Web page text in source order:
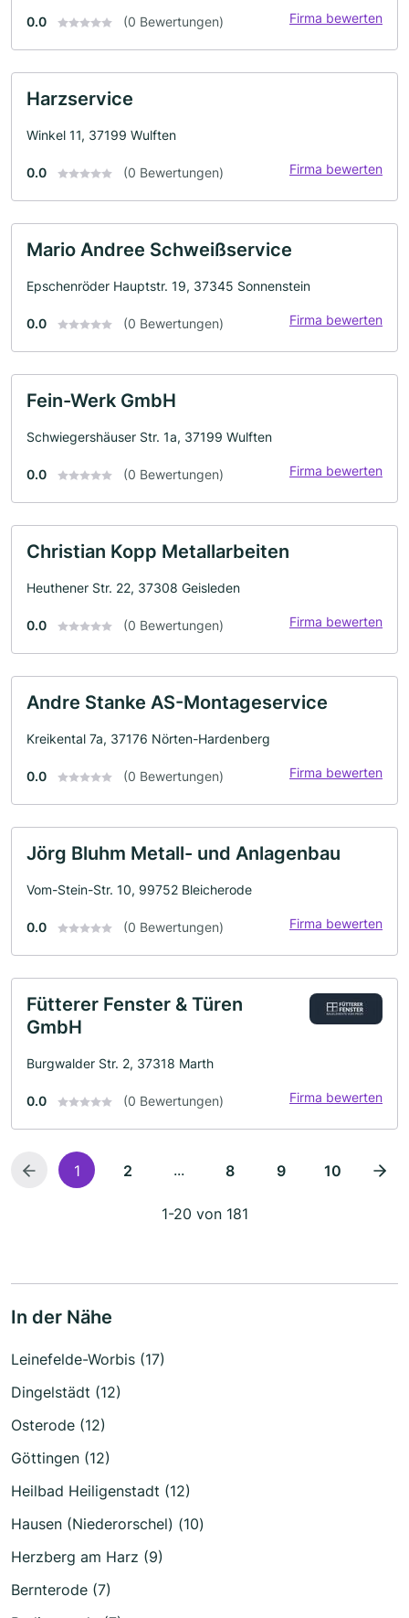
0.0 (0 Bewertungen) Firma bewerten
Harzservice
Winkel 11, 37199 Wulften
0.0 (0 Bewertungen) Firma bewerten
Mario Andree Schweißservice
Epschenröder Hauptstr. 19, 37345 Sonnenstein
0.0 (0 Bewertungen) Firma bewerten
Fein-Werk GmbH
Schwiegershäuser Str. 1a, 37199 Wulften
0.0 (0 Bewertungen) Firma bewerten
Christian Kopp Metallarbeiten
Heuthener Str. 22, 37308 Geisleden
0.0 (0 Bewertungen) Firma bewerten
Andre Stanke AS-Montageservice
Kreikental 7a, 37176 Nörten-Hardenberg
0.0 (0 Bewertungen) Firma bewerten
Jörg Bluhm Metall- und Anlagenbau
Vom-Stein-Str. 10, 99752 Bleicherode
0.0 (0 Bewertungen) Firma bewerten
Fütterer Fenster & Türen
GmbH
Burgwalder Str. 2, 37318 Marth
0.0 (0 Bewertungen) Firma bewerten
1 2 ... 8 9 10
1-20 von 181
In der Nähe
Leinefelde-Worbis (17)
Dingelstädt (12)
Osterode (12)
Göttingen (12)
Heilbad Heiligenstadt (12)
Hausen (Niederorschel) (10)
Herzberg am Harz (9)
Bernterode (7)